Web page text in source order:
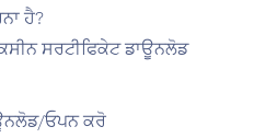
ਹੈ?
ਸਰਟੀਫਿਕੇਟ ਡਾਊਨਲੋਡ
ਓਪਨ ਕਰੋ